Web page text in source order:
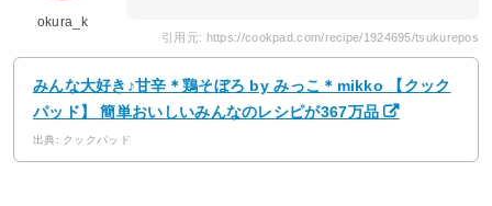
okura_k
引用元: https://cookpad.com/recipe/1924695/tsukurepos
みんな大好き♪甘辛＊鶏そぼろ by みっこ＊mikko 【クック
パッド】 簡単おいしいみんなのレシピが367万品
出典: クックパッド